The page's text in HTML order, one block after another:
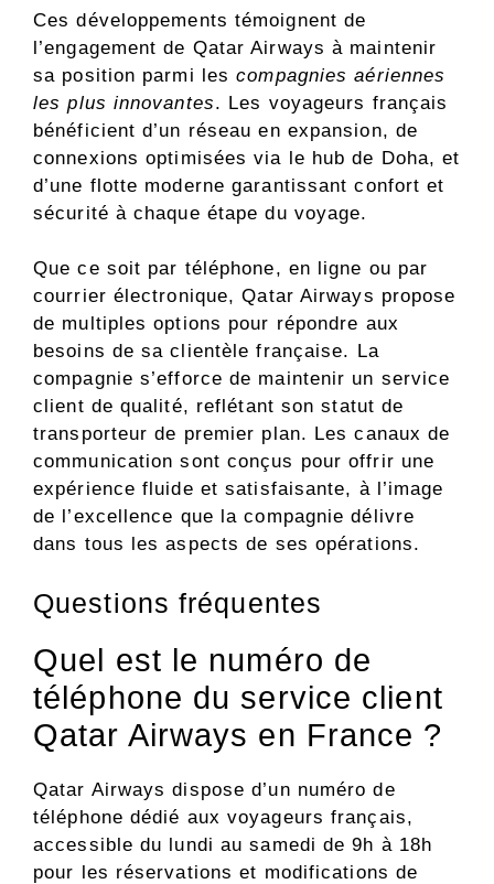
Ces développements témoignent de
l’engagement de Qatar Airways à maintenir
sa position parmi lescompagnies aériennes
les plus innovantes. Les voyageurs français
bénéficient d’un réseau en expansion, de
connexions optimisées via le hub de Doha, et
d’une flotte moderne garantissant confort et
sécurité à chaque étape du voyage.
Que ce soit par téléphone, en ligne ou par
courrier électronique, Qatar Airways propose
de multiples options pour répondre aux
besoins de sa clientèle française. La
compagnie s’efforce de maintenir un service
client de qualité, reflétant son statut de
transporteur de premier plan. Les canaux de
communication sont conçus pour offrir une
expérience fluide et satisfaisante, à l’image
de l’excellence que la compagnie délivre
dans tous les aspects de ses opérations.
Questions fréquentes
Quel est le numéro de
téléphone du service client
Qatar Airways en France ?
Qatar Airways dispose d’un numéro de
téléphone dédié aux voyageurs français,
accessible du lundi au samedi de 9h à 18h
pour les réservations et modifications de